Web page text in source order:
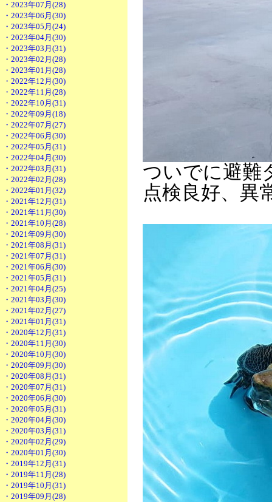
・2023年07月(28)
・2023年06月(30)
・2023年05月(24)
・2023年04月(30)
・2023年03月(31)
・2023年02月(28)
・2023年01月(28)
・2022年12月(30)
・2022年11月(28)
・2022年10月(31)
・2022年09月(18)
・2022年07月(27)
・2022年06月(30)
・2022年05月(31)
・2022年04月(30)
・2022年03月(31)
・2022年02月(28)
・2022年01月(32)
・2021年12月(31)
・2021年11月(30)
・2021年10月(28)
・2021年09月(30)
・2021年08月(31)
・2021年07月(31)
・2021年06月(30)
・2021年05月(31)
・2021年04月(25)
・2021年03月(30)
・2021年02月(27)
・2021年01月(31)
・2020年12月(31)
・2020年11月(30)
・2020年10月(30)
・2020年09月(30)
・2020年08月(31)
・2020年07月(31)
・2020年06月(30)
・2020年05月(31)
・2020年04月(30)
・2020年03月(31)
・2020年02月(29)
・2020年01月(30)
・2019年12月(31)
・2019年11月(28)
・2019年10月(31)
・2019年09月(28)
ついでに避難
点検良好、異